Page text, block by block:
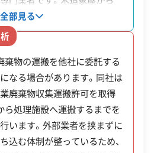
造 鉄骨造 RC造
業廃棄物収集運搬業
式サイトを見る
設業許可】
府知事：第096680号
業廃棄物収集運搬業許可】
府知事：第02700076074号
部見る
まで幅広く対応し、現地調査
社のスタッフと車両で完結
京都・奈良の4府県で産業廃
取得し、廃棄物を責任を持っ
全部見る
棄物の運搬を他社に委託する
なる場合があります。同社は
廃棄物収集運搬許可を取得
ら処理施設へ運搬するまでを
います。外部業者を挟まずに
込む体制が整っているため、